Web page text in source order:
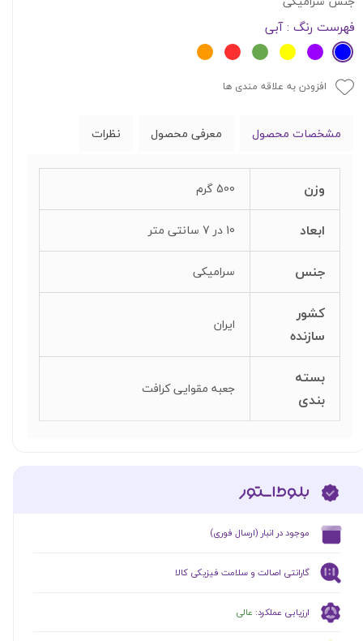
فهرست رنگ : آبی
افزودن به علاقه مندی ها
مشخصات محصول معرفی محصول نظرات
وزن 500 گرم
ابعاد 10 در 7 سانتی متر
جنس سرامیکی
کشور
سازنده
ایران
بسته
بندی
جعبه مقوایی کرافت
گارانتی اصالت و سلامت فیزیکی کالا
ارزیابی عملکرد: عالی
​موجود در انبار (ارسال فوری)